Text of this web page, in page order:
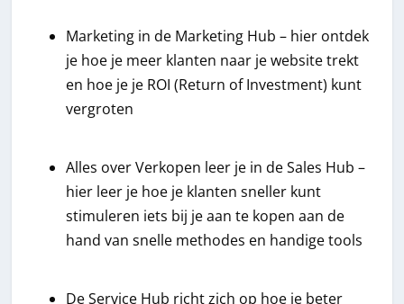
Marketing in de Marketing Hub – hier ontdek
je hoe je meer klanten naar je website trekt
en hoe je je ROI (Return of Investment) kunt
vergroten
Alles over Verkopen leer je in de Sales Hub –
hier leer je hoe je klanten sneller kunt
stimuleren iets bij je aan te kopen aan de
hand van snelle methodes en handige tools
De Service Hub richt zich op hoe je beter